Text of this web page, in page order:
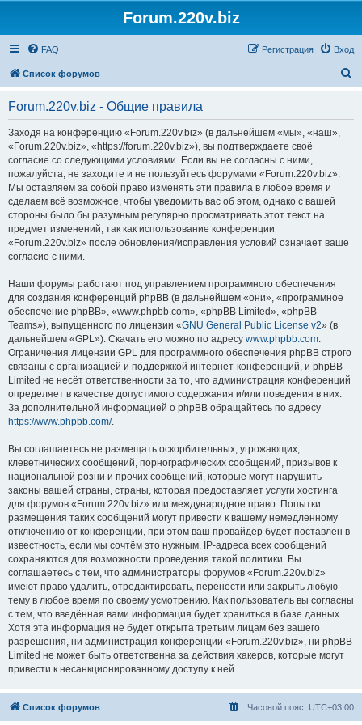
Forum.220v.biz
FAQ Вход
Регистрация
Список форумов
Forum.220v.biz - Общие правила
Заходя на конференцию «Forum.220v.biz» (в дальнейшем «мы», «наш»,
«Forum.220v.biz», «https://forum.220v.biz»), вы подтверждаете своё
согласие со следующими условиями. Если вы не согласны с ними,
пожалуйста, не заходите и не пользуйтесь форумами «Forum.220v.biz».
Мы оставляем за собой право изменять эти правила в любое время и
сделаем всё возможное, чтобы уведомить вас об этом, однако с вашей
стороны было бы разумным регулярно просматривать этот текст на
предмет изменений, так как использование конференции
«Forum.220v.biz» после обновления/исправления условий означает ваше
согласие с ними.
Наши форумы работают под управлением программного обеспечения
для создания конференций phpBB (в дальнейшем «они», «программное
обеспечение phpBB», «www.phpbb.com», «phpBB Limited», «phpBB
Teams»), выпущенного по лицензии «GNU General Public License v2» (в
дальнейшем «GPL»). Скачать его можно по адресу www.phpbb.com.
Ограничения лицензии GPL для программного обеспечения phpBB строго
связаны с организацией и поддержкой интернет-конференций, и phpBB
Limited не несёт ответственности за то, что администрация конференций
определяет в качестве допустимого содержания и/или поведения в них.
За дополнительной информацией о phpBB обращайтесь по адресу
https://www.phpbb.com/.
Вы соглашаетесь не размещать оскорбительных, угрожающих,
клеветнических сообщений, порнографических сообщений, призывов к
национальной розни и прочих сообщений, которые могут нарушить
законы вашей страны, страны, которая предоставляет услуги хостинга
для форумов «Forum.220v.biz» или международное право. Попытки
размещения таких сообщений могут привести к вашему немедленному
отключению от конференции, при этом ваш провайдер будет поставлен в
известность, если мы сочтём это нужным. IP-адреса всех сообщений
сохраняются для возможности проведения такой политики. Вы
соглашаетесь с тем, что администраторы форумов «Forum.220v.biz»
имеют право удалить, отредактировать, перенести или закрыть любую
тему в любое время по своему усмотрению. Как пользователь вы согласны
с тем, что введённая вами информация будет храниться в базе данных.
Хотя эта информация не будет открыта третьим лицам без вашего
разрешения, ни администрация конференции «Forum.220v.biz», ни phpBB
Limited не может быть ответственна за действия хакеров, которые могут
привести к несанкционированному доступу к ней.
Список форумов Часовой пояс: UTC+03:00